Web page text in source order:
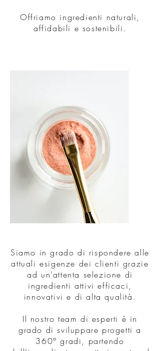
Offriamo ingredienti naturali,
affidabili e sostenibili.
Siamo in grado di rispondere alle
attuali esigenze dei clienti grazie
ad un’attenta selezione di
ingredienti attivi efficaci,
innovativi e di altaqualità.
Il nostro team di esperti è in
grado di sviluppare progetti a
360° gradi, partendo